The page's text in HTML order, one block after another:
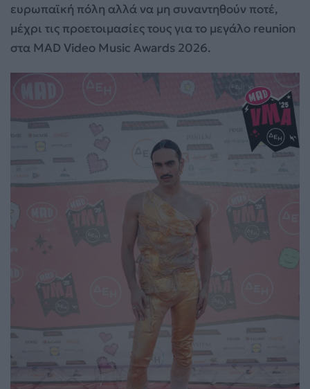
ευρωπαϊκή πόλη αλλά να μη συναντηθούν ποτέ,
μέχρι τις προετοιμασίες τους για το μεγάλο reunion
στα MAD Video Music Awards 2026.